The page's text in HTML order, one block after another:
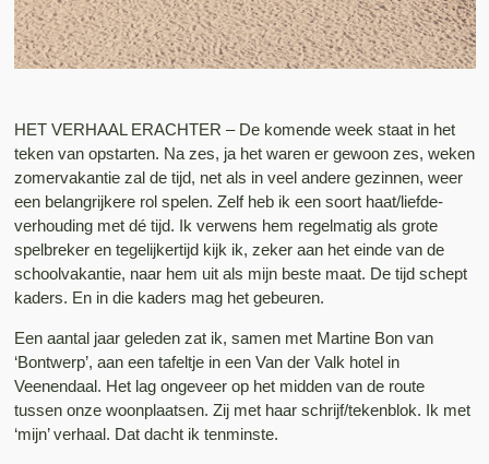
HET VERHAAL ERACHTER – De komende week staat in het
teken van opstarten. Na zes, ja het waren er gewoon zes, weken
zomervakantie zal de tijd, net als in veel andere gezinnen, weer
een belangrijkere rol spelen. Zelf heb ik een soort haat/liefde-
verhouding met dé tijd. Ik verwens hem regelmatig als grote
spelbreker en tegelijkertijd kijk ik, zeker aan het einde van de
schoolvakantie, naar hem uit als mijn beste maat. De tijd schept
kaders. En in die kaders mag het gebeuren.
Een aantal jaar geleden zat ik, samen met Martine Bon van
‘Bontwerp’, aan een tafeltje in een Van der Valk hotel in
Veenendaal. Het lag ongeveer op het midden van de route
tussen onze woonplaatsen. Zij met haar schrijf/tekenblok. Ik met
‘mijn’ verhaal. Dat dacht ik tenminste.